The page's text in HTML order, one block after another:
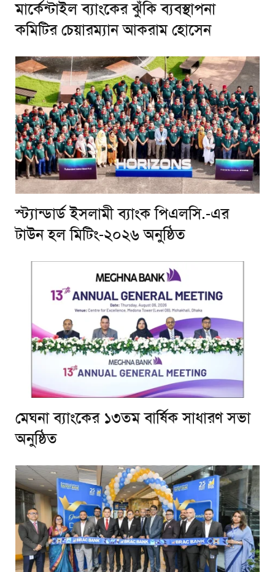
মার্কেন্টাইল ব্যাংকের ঝুঁকি ব্যবস্থাপনা
কমিটির চেয়ারম্যান আকরাম হোসেন
স্ট্যান্ডার্ড ইসলামী ব্যাংক পিএলসি.-এর
টাউন হল মিটিং-২০২৬ অনুষ্ঠিত
মেঘনা ব্যাংকের ১৩তম বার্ষিক সাধারণ সভা
অনুষ্ঠিত